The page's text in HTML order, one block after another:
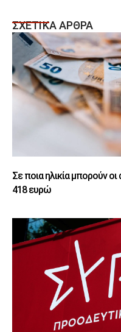
ΣΧΕΤΙΚΑ ΑΡΘΡΑ
Σε ποια ηλικία μπορούν
418 ευρώ